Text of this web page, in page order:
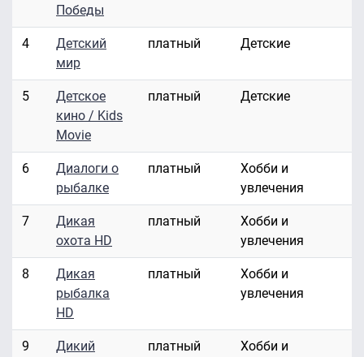
Победы
4
Детский
мир
платный Детские
5
Детское
кино / Kids
Movie
платный Детские
6
Диалоги о
рыбалке
платный
Хобби и
увлечения
7
Дикая
охота HD
платный
Хобби и
увлечения
8
Дикая
рыбалка
HD
платный
Хобби и
увлечения
9 Дикий платный
Хобби и